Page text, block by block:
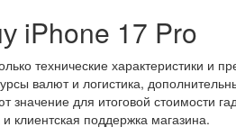
iPhone 17 Pro
технические характеристики и
валют и логистика,
значение для итоговой стоимости
клиентская поддержка магазина.